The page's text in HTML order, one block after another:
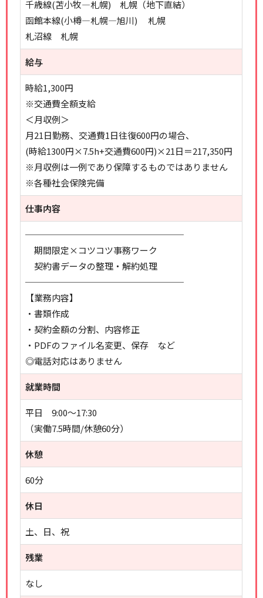
千歳線(苫小牧―札幌) 札幌（地下直結）
函館本線(小樽―札幌―旭川) 札幌
札沼線 札幌
給与
時給1,300円
※交通費全額支給
＜月収例＞
月21日勤務、交通費1日往復600円の場合、
(時給1300円×7.5h+交通費600円)×21日＝217,350円
※月収例は一例であり保障するものではありません
※各種社会保険完備
仕事内容
──────────────────
期間限定×コツコツ事務ワーク
契約書データの整理・解約処理
──────────────────
【業務内容】
・書類作成
・契約金額の分割、内容修正
・PDFのファイル名変更、保存 など
◎電話対応はありません
就業時間
平日 9:00～17:30
（実働7.5時間/休憩60分）
休憩
60分
休日
土、日、祝
残業
なし